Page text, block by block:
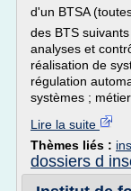
d'un BTSA
des BTS
analyses et
réalisation de
régulation
systèmes ;
Lire la suite
Thèmes liés :
dossiers d